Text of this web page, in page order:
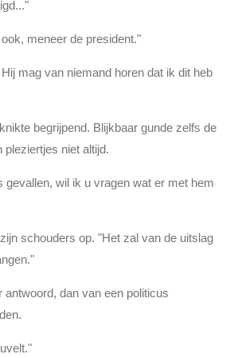
meneer de president."
mag van niemand horen dat ik dit heb
begrijpend. Blijkbaar gunde zelfs de
pleziertjes niet altijd.
gevallen, wil ik u vragen wat er met hem
schouders op. "Het zal van de uitslag
antwoord, dan van een politicus